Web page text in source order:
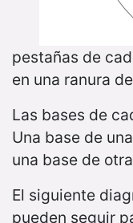
pestañas de
en una ranura
Las bases de
Una base de
una base de
El siguiente
pueden seguir